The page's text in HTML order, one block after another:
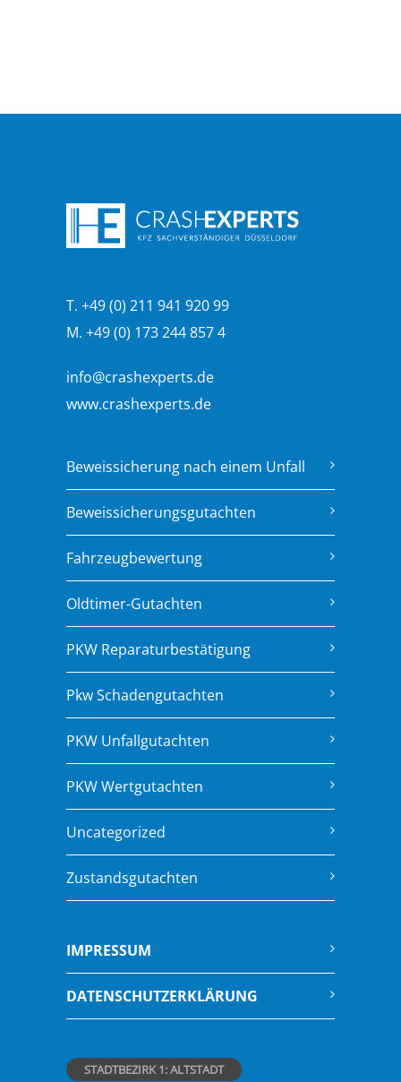
T. +49 (0) 211 941 920 99
M. +49 (0) 173 244 857 4
info@crashexperts.de
www.crashexperts.de
Beweissicherung nach einem Unfall
Beweissicherungsgutachten
Fahrzeugbewertung
Oldtimer-Gutachten
PKW Reparaturbestätigung
Pkw Schadengutachten
PKW Unfallgutachten
PKW Wertgutachten
Uncategorized
Zustandsgutachten
IMPRESSUM
DATENSCHUTZERKLÄRUNG
STADTBEZIRK 1: ALTSTADT